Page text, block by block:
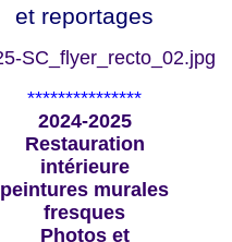
et reportages
***************
2024-2025
Restauration
intérieure
peintures murales
fresques
Photos et